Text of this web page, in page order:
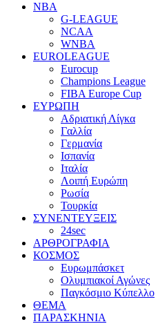
NBA
G-LEAGUE
NCAA
WNBA
ΕUROLEAGUE
Eurocup
Champions League
FIBA Europe Cup
ΕΥΡΩΠΗ
Αδριατική Λίγκα
Γαλλία
Γερμανία
Ισπανία
Ιταλία
Λοιπή Ευρώπη
Ρωσία
Τουρκία
ΣΥΝΕΝΤΕΥΞΕΙΣ
24sec
ΑΡΘΡΟΓΡΑΦΙΑ
ΚΟΣΜΟΣ
Ευρωμπάσκετ
Ολυμπιακοί Αγώνες
Παγκόσμιο Κύπελλο
ΘΕΜΑ
ΠΑΡΑΣΚΗΝΙΑ